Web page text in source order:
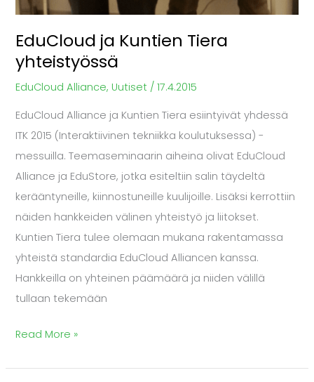
EduCloud ja Kuntien Tiera
yhteistyössä
EduCloud Alliance, Uutiset /17.4.2015
EduCloud Alliance ja Kuntien Tiera esiintyivät yhdessä
ITK 2015 (Interaktiivinen tekniikka koulutuksessa) -
messuilla. Teemaseminaarin aiheina olivat EduCloud
Alliance ja EduStore, jotka esiteltiin salin täydeltä
kerääntyneille, kiinnostuneille kuulijoille. Lisäksi kerrottiin
näiden hankkeiden välinen yhteistyö ja liitokset.
Kuntien Tiera tulee olemaan mukana rakentamassa
yhteistä standardia EduCloud Alliancen kanssa.
Hankkeilla on yhteinen päämäärä ja niiden välillä
tullaan tekemään
Read More »